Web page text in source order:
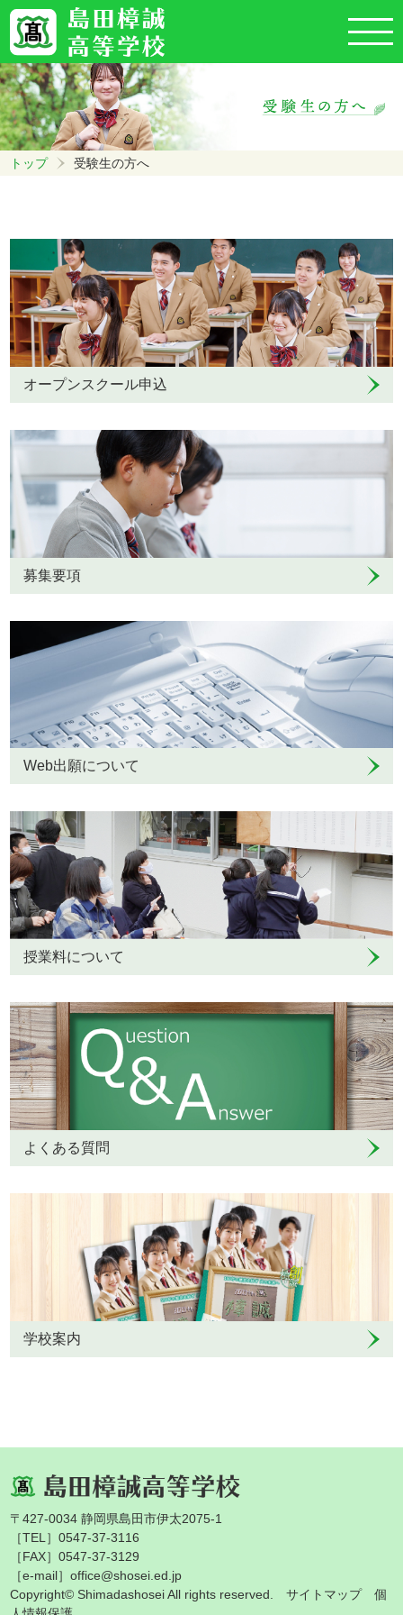
トップ 受験生の方へ
オープンスクール申込
募集要項
Web出願について
授業料について
よくある質問
学校案内
〒427-0034 静岡県島田市伊太2075-1
［TEL］0547-37-3116
［FAX］0547-37-3129
［e-mail］office@shosei.ed.jp
Copyright© Shimadashosei All rights reserved.サイトマップ
個